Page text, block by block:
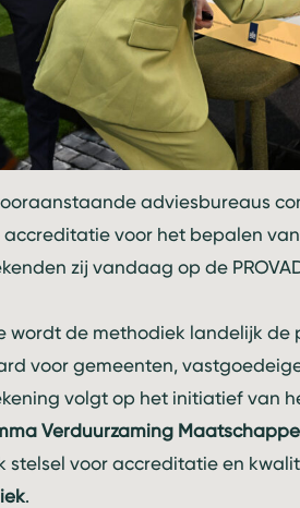
adviesbureaus
accreditatie voor het bepalen
zij vandaag op de
wordt de methodiek landelijk de
voor gemeenten,
volgt op het initiatief van
Verduurzaming
stelsel voor accreditatie en
.